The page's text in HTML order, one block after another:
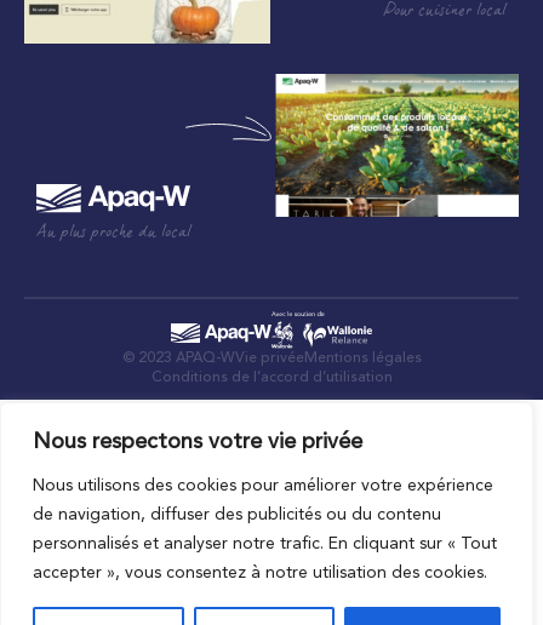
Nous respectons votre vie privée
Nous utilisons des cookies pour améliorer votre expérience
de navigation, diffuser des publicités ou du contenu
personnalisés et analyser notre trafic. En cliquant sur « Tout
accepter », vous consentez à notre utilisation des cookies.
Pour cuisiner local
Au plus proche du local
© 2023 APAQ-WVie privée Mentions légales
Conditions de l’accord d’utilisation